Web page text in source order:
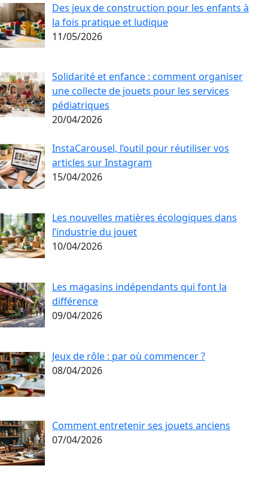
Des jeux de construction pour les enfants à
la fois pratique et ludique
11/05/2026
Solidarité et enfance : comment organiser
une collecte de jouets pour les services
pédiatriques
20/04/2026
InstaCarousel, l’outil pour réutiliser vos
articles sur Instagram
15/04/2026
Les nouvelles matières écologiques dans
l’industrie du jouet
10/04/2026
Les magasins indépendants qui font la
différence
09/04/2026
Jeux de rôle : par où commencer ?
08/04/2026
Comment entretenir ses jouets anciens
07/04/2026